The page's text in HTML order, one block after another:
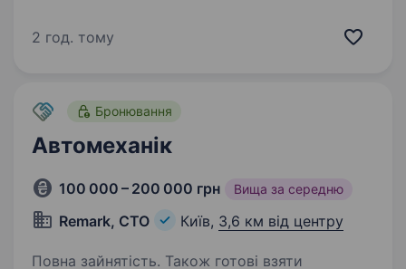
що спеціалізується на якісному
команди автомеханіка, автослюсаря,
моториста, які…
2 год. тому
Бронювання
Автомеханік
100 000 – 200 000 грн Вища за середню
Remark, СТО Київ, 3,6 км від центру
Повна зайнятість. Також готові взяти